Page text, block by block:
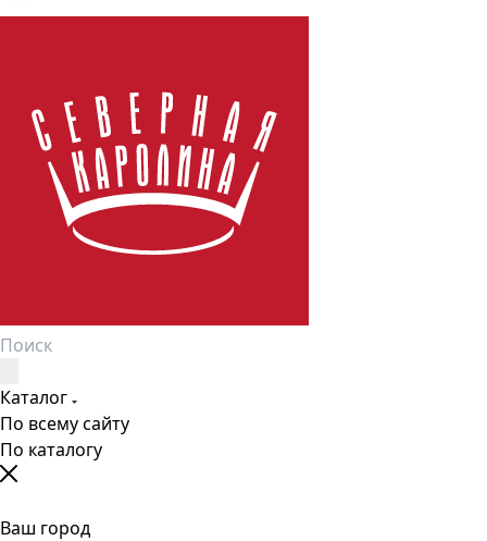
Каталог
По всему сайту
По каталогу
Ваш город